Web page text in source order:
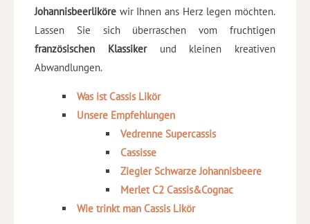
Johannisbeerliköre wir Ihnen ans Herz legen möchten.
Lassen Sie sich überraschen vom fruchtigen
französischen Klassikerund kleinen kreativen
Abwandlungen.
Was ist Cassis Likör
Unsere Empfehlungen
Vedrenne Supercassis
Cassisse
Ziegler Schwarze Johannisbeere
Merlet C2 Cassis&Cognac
Wie trinkt man Cassis Likör